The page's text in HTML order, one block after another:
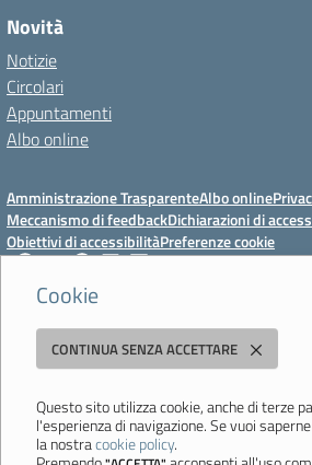
Cookie
CONTINUA SENZA ACCETTARE
Questo sito utilizza cookie, anche di terze
l'esperienza di navigazione. Se vuoi
la nostracookie policy.
Novità
Notizie
Circolari
Appuntamenti
Albo online
Amministrazione TrasparenteAlbo online
Meccanismo di feedbackDichiarazioni di
Obiettivi di accessibilitàPreferenze cookie
Istituto Professionale Statale Socio-
Deledda"
351005 - Email:morc08000g@istruzione.it-
morc08000g@pec.istruzione.it
Codice meccanografico: MORC08000G - C.F.